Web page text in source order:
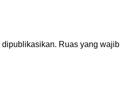
dipublikasikan. Ruas yang wajib